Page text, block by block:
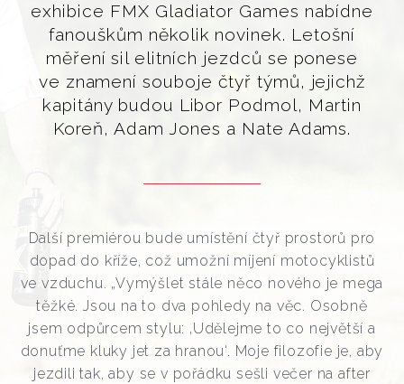
exhibice FMX Gladiator Games nabídne
fanouškům několik novinek. Letošní
měření sil elitních jezdců se ponese
ve znamení souboje čtyř týmů, jejichž
kapitány budou Libor Podmol, Martin
Koreň, Adam Jones a Nate Adams.
Další premiérou bude umístění čtyř prostorů pro
dopad do kříže, což umožní míjení motocyklistů
ve vzduchu. „Vymýšlet stále něco nového je mega
těžké. Jsou na to dva pohledy na věc. Osobně
jsem odpůrcem stylu: ‚Udělejme to co největší a
donuťme kluky jet za hranou‘. Moje filozofie je, aby
jezdili tak, aby se v pořádku sešli večer na after